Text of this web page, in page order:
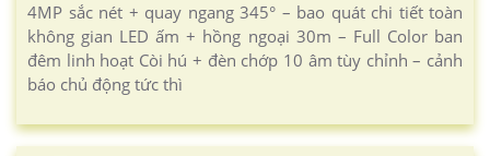
4MP sắc nét + quay ngang 345° – bao quát chi tiết toàn
không gian LED ấm + hồng ngoại 30m – Full Color ban
đêm linh hoạt Còi hú + đèn chớp 10 âm tùy chỉnh – cảnh
báo chủ động tức thì